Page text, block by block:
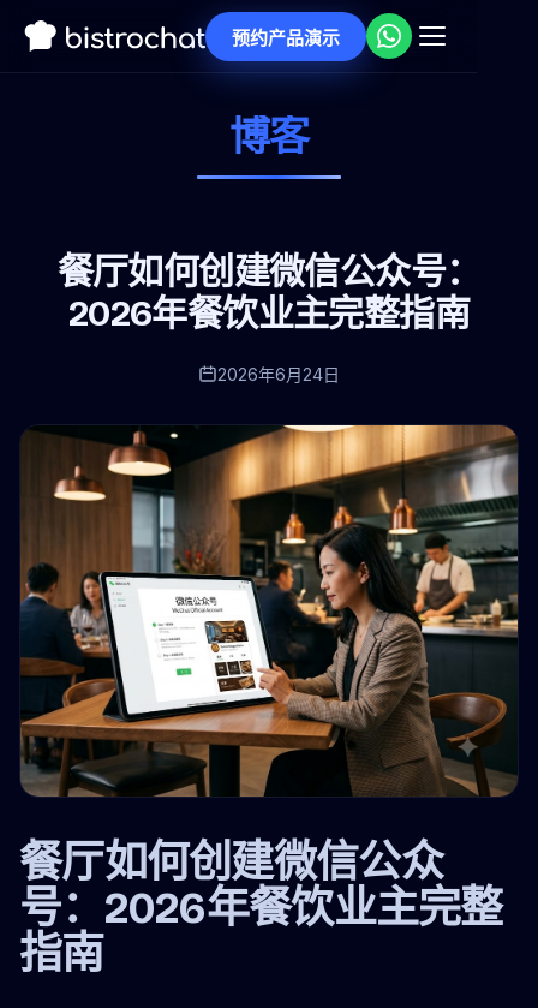
预约产品演示
博客
餐厅如何创建微信公众号：
2026年餐饮业主完整指南
2026年6月24日
餐厅如何创建微信公众
号：2026年餐饮业主完整
指南